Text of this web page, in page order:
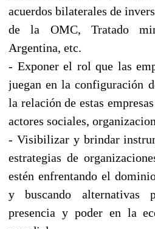
acuerdos bilaterales de
de la OMC, Tratado
Argentina, etc.
- Exponer el rol que las
juegan en la configuración
la relación de estas
actores sociales,
- Visibilizar y brindar
estrategias de
estén enfrentando el
y buscando alternativas
presencia y poder en la